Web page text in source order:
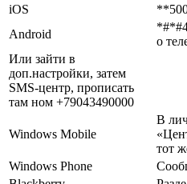
iOS
Android
о
Или зайти в
доп.настройки, затем
SMS-центр, прописать
там ном +79043490000
Windows Mobile
В
тот
Windows Phone